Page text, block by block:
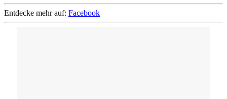
Entdecke mehr auf: Facebook